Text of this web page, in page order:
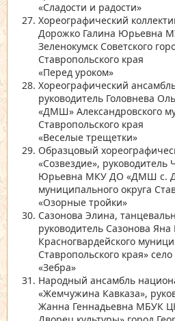
«Сладости и радости»
Хореографический
Дорожко Галина Юрьевна
Зеленокумск Советского
Ставропольского края
«Перед уроком»
Хореографический
руководитель Головнева
«ДМШ» Александровского
Ставропольского края
«Веселые трещетки»
Образцовый
«Созвездие», руководитель
Юрьевна МКУ ДО «ДМШ с.
муниципального округа
«Озорные тройки»
Сазонова Элина,
руководитель Сазонова
Красногвардейского
Ставропольского края»
«Зебра»
Народный ансамбль
«Жемчужина Кавказа»,
Жанна Геннадьевна МБУК